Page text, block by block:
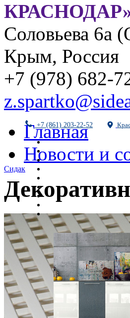
Соловьева 6а
Крым, Россия
+7 (978) 682-
Сидак
+7 (861) 203-22-52
Главная
Новости и